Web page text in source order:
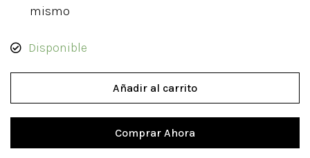
mismo
Disponible
Añadir al carrito
Comprar Ahora